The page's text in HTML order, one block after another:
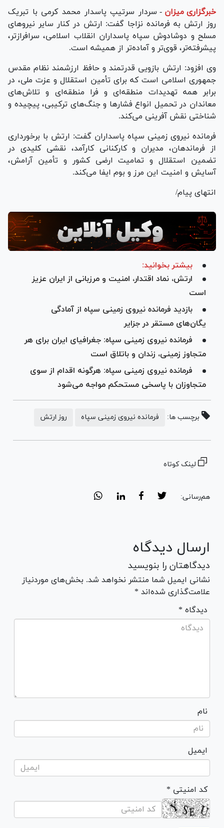
خبرگزاری میزان - سردار سرتیپ پاسدار محمد کرمی با تبریک
روز ارتش به فرمانده نزاجا گفت: ارتش در کنار سایر نیرو‌های
مسلح و دوشادوش سپاه پاسداران انقلاب اسلامی، سرافرازتر،
پیشرفته‌تر، قوی‌تر و آماده‌تر از همیشه است.
وی افزود: ارتش بازویی قدرتمند و حافظ ارزشمند نظام مقدس
جمهوری اسلامی است که برای تأمین استقلال و عزت ملی، در
برابر همه تهدیدات منطقه‌ای و فرا منطقه‌ای و تلاش‌های
معاندان در تحمیل انواع فشار‌ها و جنگ‌های ترکیبی، پیچیده و
شناختی نقش آفرینی می‌کند.
فرمانده نیروی زمینی سپاه پاسداران گفت: ارتش با برخورداری
از فرماندهان، مدیران و کارکنانی کارآمد، نقشی کلیدی در
تضمین استقلال و تمامیت ارضی کشور و تأمین آرامش،
آسایش و امنیت این مرز و بوم ایفا می‌کند.
انتهای پیام/
بیشتر بخوانید:
ارتش، نماد اقتدار، امنیت و مرزبانی از ایران عزیز
است
بازدید فرمانده نیروی زمینی سپاه از آمادگی
یگان‌های مستقر در جزایر
فرمانده نیروی زمینی سپاه: جغرافیای ایران برای هر
متجاوز زمینی، زندان و باتلاق است
فرمانده نیروی زمینی سپاه: هرگونه اقدام از سوی
متجاوزان با پاسخی مستحکم مواجه می‌شود
برچسب ها: فرمانده نیروی زمینی سپاه روز ارتش
لینک کوتاه
هم‌رسانی:
ارسال دیدگاه
دیدگاهتان را بنویسید
نشانی ایمیل شما منتشر نخواهد شد. بخش‌های موردنیاز
علامت‌گذاری شده‌اند *
* دیدگاه
نام
ایمیل
* کد امنیتی